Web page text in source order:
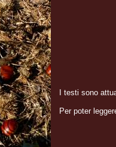
I testi sono
Per poter